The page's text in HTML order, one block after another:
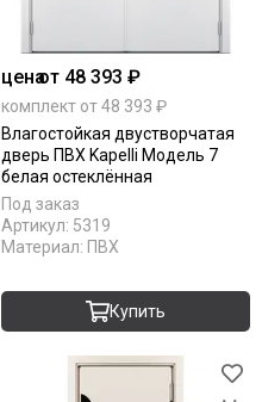
ценаот 48 393 ₽
комплект от 48 393 ₽
Влагостойкая двустворчатая
дверь ПВХ Kapelli Модель 7
белая остеклённая
Под заказ
Артикул: 5319
Материал: ПВХ
Купить